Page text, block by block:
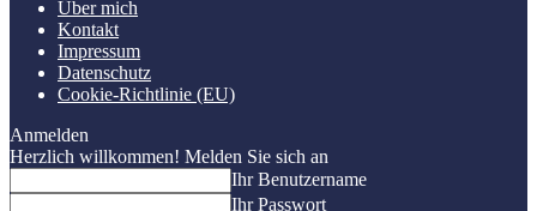
Über mich
Kontakt
Impressum
Datenschutz
Cookie-Richtlinie (EU)
Anmelden
Herzlich willkommen! Melden Sie sich an
Ihr Benutzername
Ihr Passwort